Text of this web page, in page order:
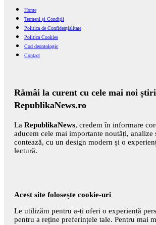
Home
Termeni și Condiții
Politica de Confidențialitate
Politica Cookies
Cod deontologic
Contact
Rămâi la curent cu cele mai noi
RepublikaNews.ro
La RepublikaNews, credem în informare
aducem cele mai importante noutăți, analize
contează, cu un design modern și o
lectură.
Acest site folosește cookie-uri
Le utilizăm pentru a-ți oferi o experiență
pentru a reține preferințele tale. Pentru mai